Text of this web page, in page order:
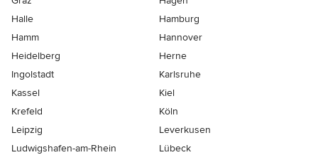
Halle
Hamburg
Hamm
Hannover
Heidelberg
Herne
Ingolstadt
Karlsruhe
Kassel
Kiel
Krefeld
Köln
Leipzig
Leverkusen
Ludwigshafen-am-Rhein
Lübeck